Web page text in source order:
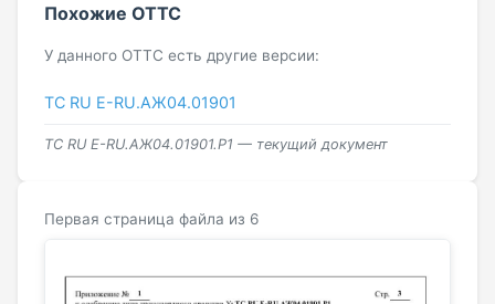
Похожие ОТТС
У данного ОТТС есть другие версии:
ТС RU Е-RU.АЖ04.01901
ТС RU Е-RU.АЖ04.01901.Р1 — текущий документ
Первая страница файла из 6